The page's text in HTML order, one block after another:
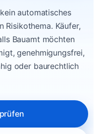
automatisches
Risikothema. Käufer,
Bauamt möchten
genehmigungsfrei,
oder baurechtlich